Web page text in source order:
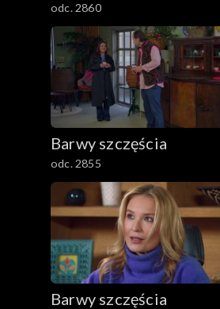
odc. 2860
Barwy szczęścia
odc. 2855
Barwy szczęścia